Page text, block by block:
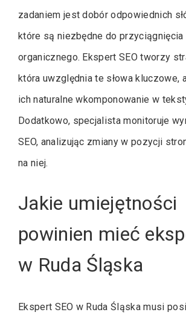
zadaniem jest dobór odpowiednich
które są niezbędne do przyciągnięcia
organicznego. Ekspert SEO tworzy
która uwzględnia te słowa kluczowe,
ich naturalne wkomponowanie w
Dodatkowo, specjalista monitoruje
SEO, analizując zmiany w pozycji
na niej.
Jakie umiejętności
powinien mieć
w Ruda Śląska
Ekspert SEO w Ruda Śląska musi